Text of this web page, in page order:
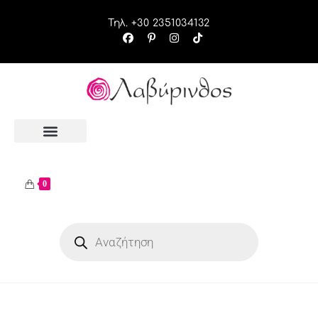
Τηλ. +30 2351034132
0